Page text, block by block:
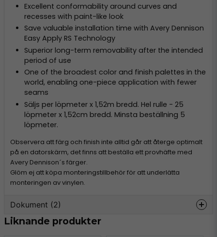
Excellent conformability around curves and
recesses with paint-like look
Save valuable installation time with Avery Dennison
Easy Apply RS Technology
Superior long-term removability after the intended
period of use
One of the broadest color and finish palettes in the
world, enabling one-piece application with fewer
seams
Säljs per löpmeter x 1,52m bredd. Hel rulle - 25
löpmeter x 1,52cm bredd. Minsta beställning 5
löpmeter.
Observera att färg och finish inte alltid går att återge optimalt
på en datorskärm, det finns att beställa ett provhäfte med
Avery Dennison´s färger.
Glöm ej att köpa monteringstillbehör för att underlätta
monteringen av vinylen.
Dokument (2)
avery-supreme-
Liknande produkter